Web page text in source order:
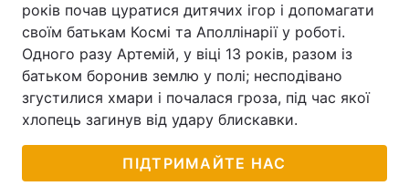
років почав цуратися дитячих ігор і допомагати
своїм батькам Космі та Аполлінарії у роботі.
Одного разу Артемій, у віці 13 років, разом із
батьком боронив землю у полі; несподівано
згустилися хмари і почалася гроза, під час якої
хлопець загинув від удару блискавки.
ПІДТРИМАЙТЕ НАС